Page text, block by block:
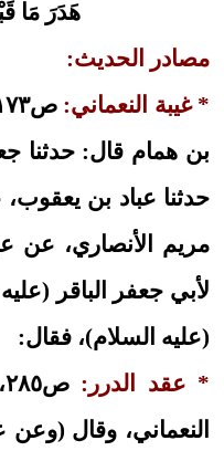
هَدَرَ مَا
مصادر الحديث:
* غيبة النعماني:
بن همام قال: حدثنا
حدثنا عباد بن
مريم الأنصاري، عن
لأبي جعفر الباقر
(عليه السلام)، فقال:
* عقد الدرر:
النعماني، وقال